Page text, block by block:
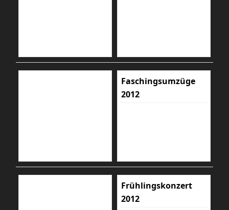
Faschingsumzüge
2012
Frühlingskonzert
2012